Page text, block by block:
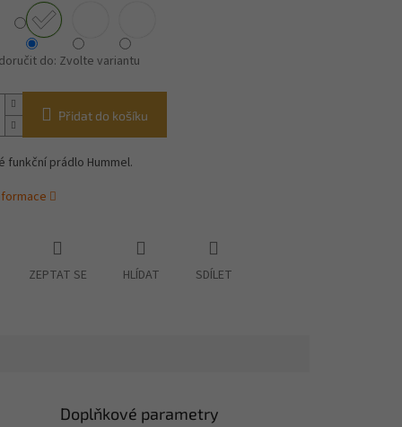
do: Zvolte variantu
Přidat do košíku
funkční prádlo Hummel.
ZEPTAT SE HLÍDAT SDÍLET
Doplňkové parametry